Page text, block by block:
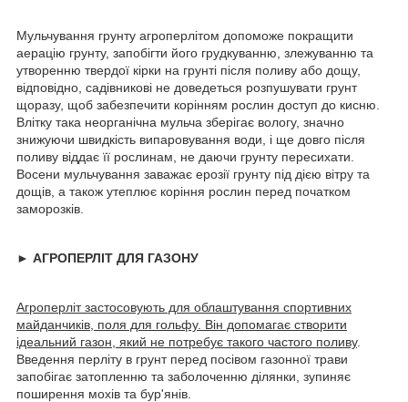
Мульчування грунту агроперлітом допоможе покращити
аерацію грунту, запобігти його грудкуванню, злежуванню та
утворенню твердої кірки на грунті після поливу або дощу,
відповідно, садівникові не доведеться розпушувати грунт
щоразу, щоб забезпечити корінням рослин доступ до кисню.
Влітку така неорганічна мульча зберігає вологу, значно
знижуючи швидкість випаровування води, і ще довго після
поливу віддає її рослинам, не даючи грунту пересихати.
Восени мульчування заважає ерозії грунту під дією вітру та
дощів, а також утеплює коріння рослин перед початком
заморозків.
► АГРОПЕРЛІТ ДЛЯ ГАЗОНУ
Агроперліт застосовують для облаштування спортивних
майданчиків, поля для гольфу. Він допомагає створити
ідеальний газон, який не потребує такого частого поливу.
Введення перліту в грунт перед посівом газонної трави
запобігає затопленню та заболоченню ділянки, зупиняє
поширення мохів та бур'янів.